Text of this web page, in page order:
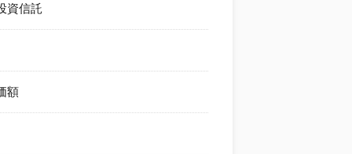
資信託
額